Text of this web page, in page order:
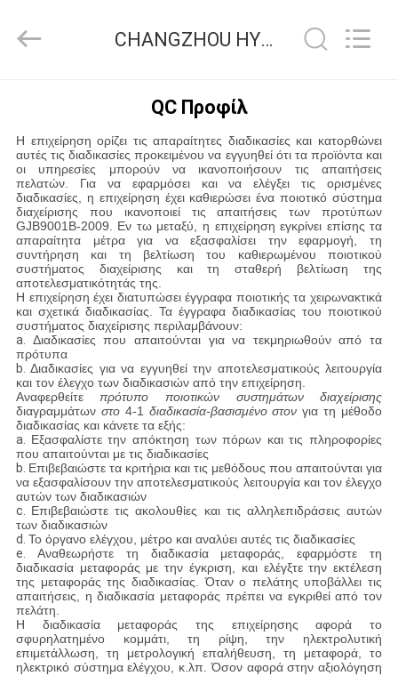
ΠΡΟΪΌΝΤΑ
ΒΊΝΤΕΟ
ΣΧΕΤΙΚΆ
ΜΕ
ΕΜΆΣ
ΕΠΙΣΚΕΨΉ
ΕΡΓΟΣΤΑΣΊΟΥ
ΈΛΕΓΧΟΣ
ΠΟΙΌΤΗΤΑΣ
ΕΠΙΚΟΙΝΩΝΉΣΤΕ
ΜΑΖΊ
ΜΑΣ
EQUIPMENT
CO.,LTD.
CHANGZHOU HYDRAULIC COMPLETE EQUIPMENT CO.,LTD Ποιοτικός έλεγχος
QC Προφίλ
Η επιχείρηση ορίζει τις απαραίτητες διαδικασίες και κατορθώνει
αυτές τις διαδικασίες προκειμένου να εγγυηθεί ότι τα προϊόντα και
οι υπηρεσίες μπορούν να ικανοποιήσουν τις απαιτήσεις
πελατών. Για να εφαρμόσει και να ελέγξει τις ορισμένες
διαδικασίες, η επιχείρηση έχει καθιερώσει ένα ποιοτικό σύστημα
διαχείρισης που ικανοποιεί τις απαιτήσεις των προτύπων
GJB9001B-2009. Εν τω μεταξύ, η επιχείρηση εγκρίνει επίσης τα
απαραίτητα μέτρα για να εξασφαλίσει την εφαρμογή, τη
συντήρηση και τη βελτίωση του καθιερωμένου ποιοτικού
συστήματος διαχείρισης και τη σταθερή βελτίωση της
αποτελεσματικότητάς της.
Η επιχείρηση έχει διατυπώσει έγγραφα ποιοτικής τα χειρωνακτικά
και σχετικά διαδικασίας. Τα έγγραφα διαδικασίας του ποιοτικού
συστήματος διαχείρισης περιλαμβάνουν:
a. Διαδικασίες που απαιτούνται για να τεκμηριωθούν από τα
πρότυπα
b.Διαδικασίες για να εγγυηθεί την αποτελεσματικούς λειτουργία
και τον έλεγχο των διαδικασιών από την επιχείρηση.
Αναφερθείτεπρότυπο ποιοτικών συστημάτων διαχείρισης
διαγραμμάτων στο4-1 διαδικασία-βασισμένο στον για τη μέθοδο
διαδικασίας και κάνετε τα εξής:
a. Εξασφαλίστε την απόκτηση των πόρων και τις πληροφορίες
που απαιτούνται με τις διαδικασίες
b. Επιβεβαιώστε τα κριτήρια και τις μεθόδους που απαιτούνται για
να εξασφαλίσουν την αποτελεσματικούς λειτουργία και τον έλεγχο
αυτών των διαδικασιών
c. Επιβεβαιώστε τις ακολουθίες και τις αλληλεπιδράσεις αυτών
των διαδικασιών
d. Το όργανο ελέγχου, μέτρο και αναλύει αυτές τις διαδικασίες
e. Αναθεωρήστε τη διαδικασία μεταφοράς, εφαρμόστε τη
διαδικασία μεταφοράς με την έγκριση, και ελέγξτε την εκτέλεση
της μεταφοράς της διαδικασίας. Όταν ο πελάτης υποβάλλει τις
απαιτήσεις, η διαδικασία μεταφοράς πρέπει να εγκριθεί από τον
πελάτη.
Η διαδικασία μεταφοράς της επιχείρησης αφορά το
σφυρηλατημένο κομμάτι, τη ρίψη, την ηλεκτρολυτική
επιμετάλλωση, τη μετρολογική επαλήθευση, τη μεταφορά, το
ηλεκτρικό σύστημα ελέγχου, κ.λπ. Όσον αφορά στην αξιολόγηση